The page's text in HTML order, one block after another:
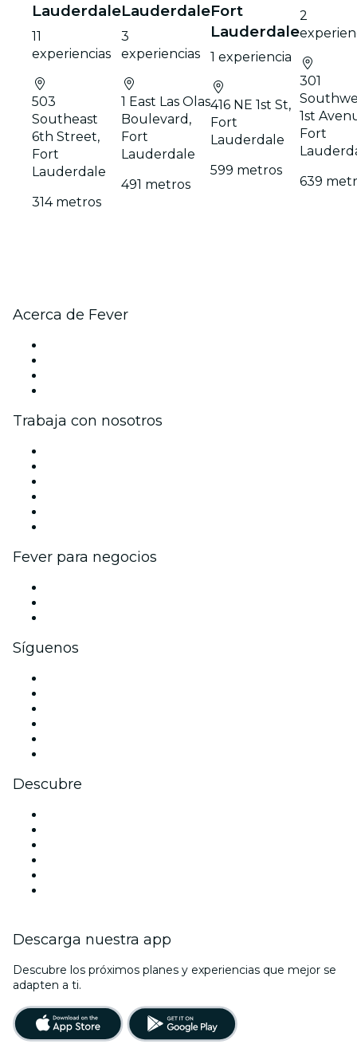
Lauderdale
11
experiencias
503
Southeast
6th Street,
Fort
Lauderdale
314 metros
Lauderdale
3
experiencias
1 East Las Olas
Boulevard,
Fort
Lauderdale
491 metros
Fort
Lauderdale
1 experiencia
416 NE 1st St,
Fort
Lauderdale
599 metros
2
301
1st
Fort
639
Acerca de Fever
Trabaja con nosotros
Fever para negocios
Síguenos
Descubre
Descarga nuestra app
Descubre los próximos planes y experiencias que mejor se
adapten a ti.